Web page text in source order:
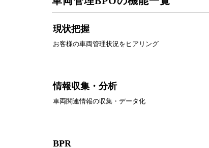
現状把握
お客様の車両管理状況をヒアリング
情報収集・分析
車両関連情報の収集・データ化
BPR